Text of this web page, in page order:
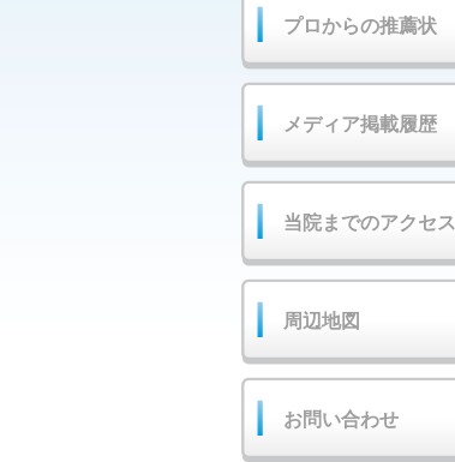
プロからの推薦状
メディア掲載履歴
当院までのアクセス
周辺地図
お問い合わせ